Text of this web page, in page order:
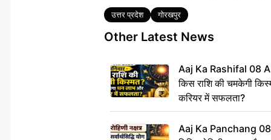
Tags
उत्तर प्रदेश गोरखपुर
Other Latest News
Aaj Ka Rashifal 08
किस राशि की चमकेगी
करियर में सफलता?
Aaj Ka Panchang